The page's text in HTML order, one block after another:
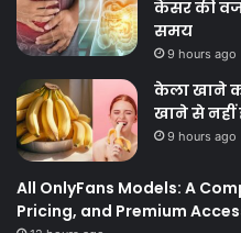
कैंसर की
समय
9 hours ago
केला खाने
खाने से नहीं
9 hours ago
All OnlyFans Models: A
Pricing, and Premium